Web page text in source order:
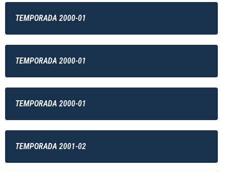
TEMPORADA 2000-01
TEMPORADA 2000-01
TEMPORADA 2000-01
TEMPORADA 2001-02